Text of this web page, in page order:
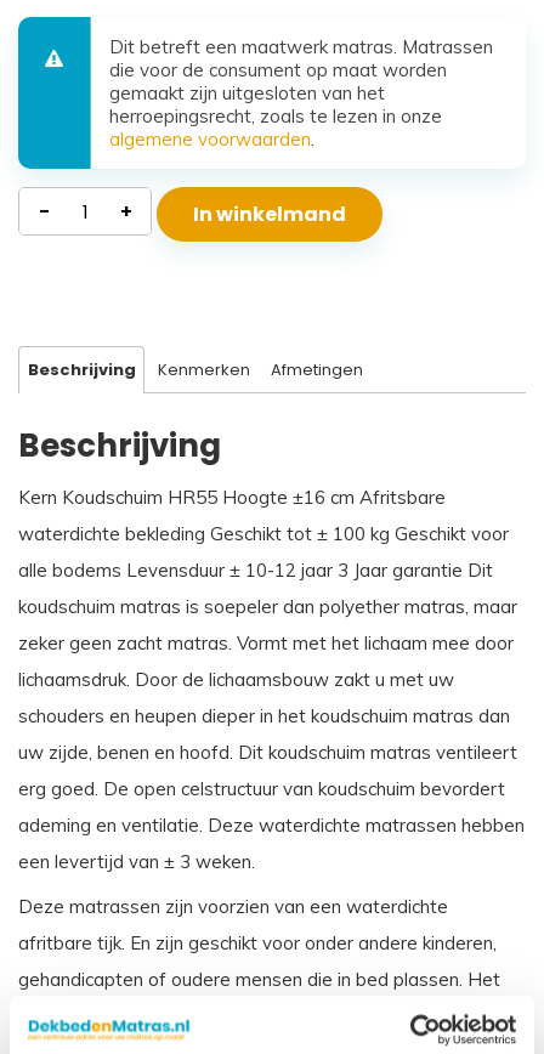
Dit betreft een maatwerk matras. Matrassen
die voor de consument op maat worden
gemaakt zijn uitgesloten van het
herroepingsrecht, zoals te lezen in onze
algemene voorwaarden
Waterdicht
Koudschuim
- + In winkelmand
Beschrijving Kenmerken Afmetingen
Beschrijving
Kern Koudschuim HR55 Hoogte ±16 cm Afritsbare
waterdichte bekleding Geschikt tot ± 100 kg Geschikt voor
alle bodems Levensduur ± 10-12 jaar 3 Jaar garantie Dit
koudschuim matras is soepeler dan polyether matras, maar
zeker geen zacht matras. Vormt met het lichaam mee door
lichaamsdruk. Door de lichaamsbouw zakt u met uw
schouders en heupen dieper in het koudschuim matras dan
uw zijde, benen en hoofd. Dit koudschuim matras ventileert
erg goed. De open celstructuur van koudschuim bevordert
ademing en ventilatie. Deze waterdichte matrassen hebben
een levertijd van ± 3 weken.
Deze matrassen zijn voorzien van een waterdichte
afritbare tijk. En zijn geschikt voor onder andere kinderen,
gehandicapten of oudere mensen die in bed plassen. Het
matras wordt beschermd door de waterdichte tijk, en is ook